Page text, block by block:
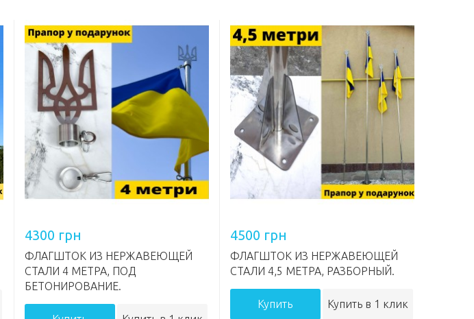
4300 грн
ФЛАГШТОК ИЗ НЕРЖАВЕЮЩЕЙ
СТАЛИ 4 МЕТРА, ПОД
БЕТОНИРОВАНИЕ.
4500 грн
ФЛАГШТОК ИЗ НЕРЖАВЕЮЩЕЙ
СТАЛИ 4,5 МЕТРА, РАЗБОРНЫЙ.
Купить Купить в 1 клик